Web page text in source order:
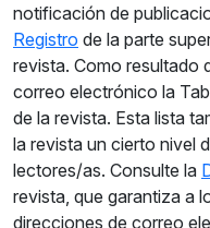
notificación de
Registro de la parte
revista. Como resultado
correo electrónico la
de la revista. Esta lista
la revista un cierto nivel
lectores/as. Consulte la
revista, que garantiza a
direcciones de correo